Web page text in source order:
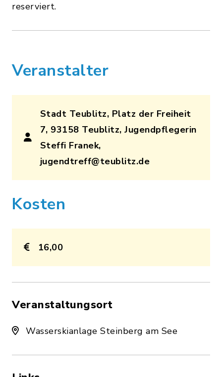
reserviert.
Veranstalter
Stadt Teublitz, Platz der Freiheit
7, 93158 Teublitz, Jugendpflegerin
Steffi Franek,
jugendtreff@teublitz.de
Kosten
16,00
Veranstaltungsort
Wasserskianlage Steinberg am See